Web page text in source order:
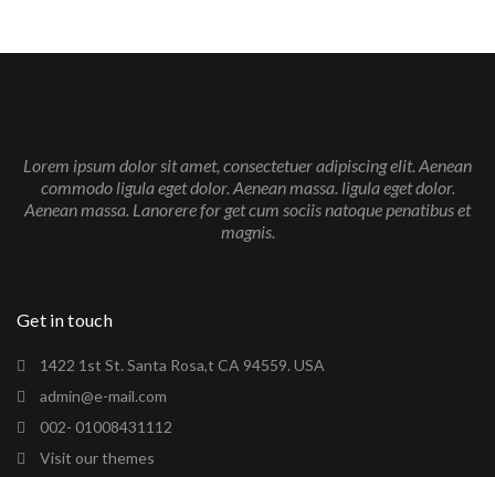
Lorem ipsum dolor sit amet, consectetuer adipiscing elit. Aenean
commodo ligula eget dolor. Aenean massa. ligula eget dolor.
Aenean massa. Lanorere for get cum sociis natoque penatibus et
magnis.
Get in touch
1422 1st St. Santa Rosa,t CA 94559. USA
admin@e-mail.com
002- 01008431112
Visit our themes